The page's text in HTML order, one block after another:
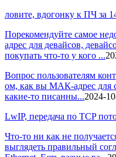
ловите, вдогонку к ПЧ за
Порекомендуйте самое
адрес для девайсов,
покупать что-то у кого ...
Вопрос пользователям
ом, как вы МАК-адрес для
какие-то писанны...2024-
LwIP, передача по TCP
Что-то ни как не
выглядеть правильный